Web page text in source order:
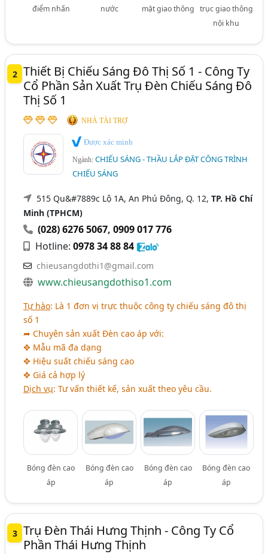
điểm nhấn
nước
mặt giao thông trục giao thông
nội khu
2 Thiết Bị Chiếu Sáng Đô Thị Số 1 - Công Ty
Cổ Phần Sản Xuất Trụ Đèn Chiếu Sáng Đô
Thị Số 1
NHÀ TÀI TRỢ
Được xác minh
Ngành:CHIẾU SÁNG - THẦU LẮP ĐẶT CÔNG TRÌNH
CHIẾU SÁNG
515 Qu&#7889c Lộ 1A, An Phú Đông, Q. 12,TP. Hồ Chí
Minh (TPHCM)
(028) 6276 5067,0909 017 776
Hotline:0978 34 88 84
chieusangdothi1@gmail.com
www.chieusangdothiso1.com
Tự hào: Là 1 đơn vị trực thuộc công ty chiếu sáng đô thị
số 1
➦ Chuyên sản xuất Đèn cao áp với:
✥ Mẫu mã đa dạng
✥ Hiệu suất chiếu sáng cao
✥ Giá cả hợp lý
Dịch vụ: Tư vấn thiết kế, sản xuất theo yêu cầu.
Bóng đèn cao
áp
Bóng đèn cao
áp
Bóng đèn cao
áp
Bóng đèn cao
áp
3 Trụ Đèn Thái Hưng Thịnh - Công Ty Cổ
Phần Thái Hưng Thịnh